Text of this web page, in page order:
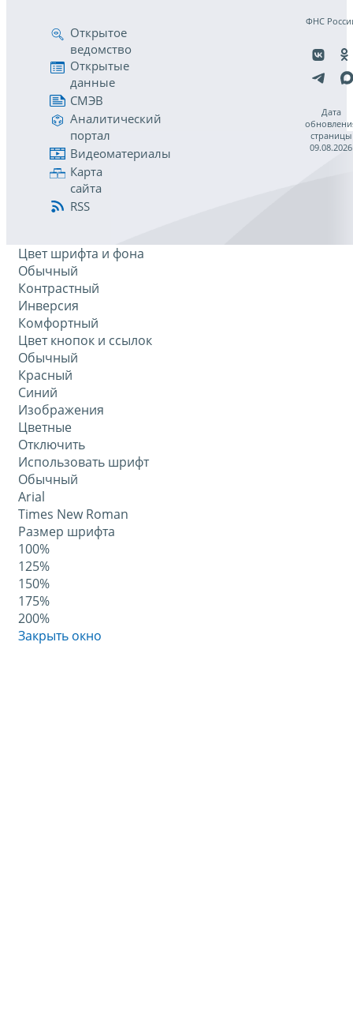
Открытое
ведомство
Открытые
данные
СМЭВ
Аналитический
портал
Видеоматериалы
Карта
сайта
RSS
ФНС
Дата
страницы
09.08.2026
Цвет шрифта и фона
Обычный
Контрастный
Инверсия
Комфортный
Цвет кнопок и ссылок
Обычный
Красный
Синий
Изображения
Цветные
Отключить
Использовать шрифт
Обычный
Arial
Times New Roman
Размер шрифта
100%
125%
150%
175%
200%
Закрыть окно